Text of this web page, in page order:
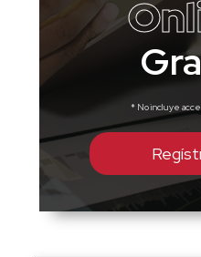
* No incluye